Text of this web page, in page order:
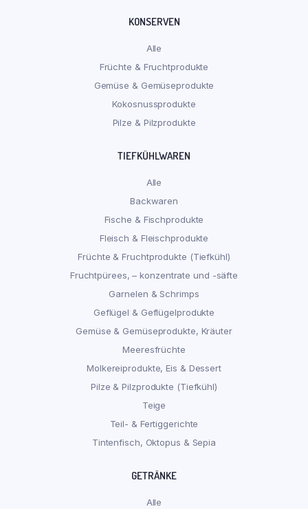
KONSERVEN
Alle
Früchte & Fruchtprodukte
Gemüse & Gemüseprodukte
Kokosnussprodukte
Pilze & Pilzprodukte
TIEFKÜHLWAREN
Alle
Backwaren
Fische & Fischprodukte
Fleisch & Fleischprodukte
Früchte & Fruchtprodukte (Tiefkühl)
Fruchtpürees, – konzentrate und -säfte
Garnelen & Schrimps
Geflügel & Geflügelprodukte
Gemüse & Gemüseprodukte, Kräuter
Meeresfrüchte
Molkereiprodukte, Eis & Dessert
Pilze & Pilzprodukte (Tiefkühl)
Teige
Teil- & Fertiggerichte
Tintenfisch, Oktopus & Sepia
GETRÄNKE
Alle